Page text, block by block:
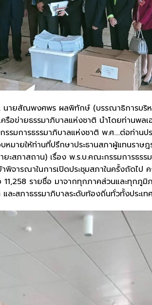
. นายสัณพงศพร ผลพิทักษ์ (บรรณาธิการบริ
อข่ายธรรมาภิบาลแห่งชาติ นำโดยท่านพล
รมการธรรมาภิบาลแห่งชาติ พ.ศ….ต่อท่านป
หมายให้ท่านที่ปรึกษาประธานสภาผู้แทนรา
ะสภาสถาน) เรื่อง พ.ร.บ.คณะกรรมการธร
าพิจารณาในการเปิดประชุมสภาในครั้งถัดไ
รายชื่อ มาจากทุกภาคส่วนและทุกภูมิ
ละสภาธรรมาภิบาลระดับท้องถิ่นทั่วทั้งประเท